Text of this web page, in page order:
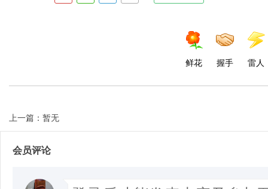
鲜花 握手 雷人
上一篇：暂无
会员评论